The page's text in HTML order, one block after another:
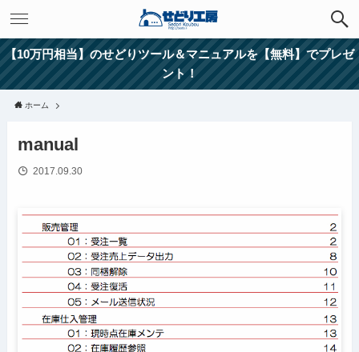
【10万円相当】のせどりツール＆マニュアルを【無料】でプレゼ
ント！
ホーム
manual
2017.09.30